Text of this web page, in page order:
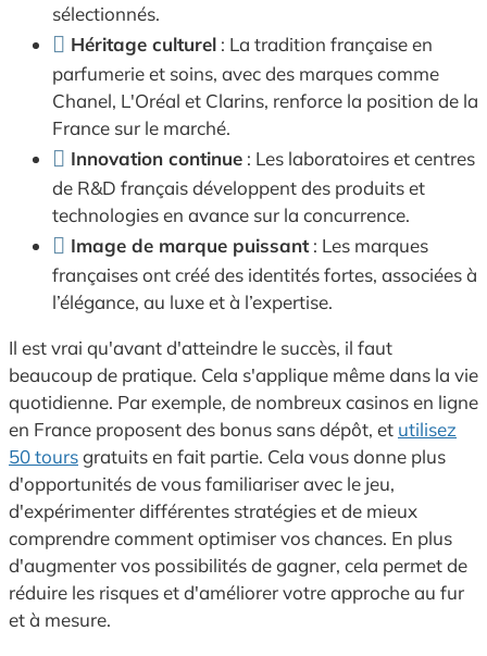
sélectionnés.
Héritage culturel : La tradition française en
parfumerie et soins, avec des marques comme
Chanel, L'Oréal et Clarins, renforce la position de la
France sur le marché.
Innovation continue : Les laboratoires et centres
de R&D français développent des produits et
technologies en avance sur la concurrence.
Image de marque puissant: Les marques
françaises ont créé des identités fortes, associées à
l’élégance, au luxe et à l’expertise.
Il est vrai qu'avant d'atteindre le succès, il faut
beaucoup de pratique. Cela s'applique même dans la vie
quotidienne. Par exemple, de nombreux casinos en ligne
en France proposent des bonus sans dépôt, et utilisez
50 toursgratuits en fait partie. Cela vous donne plus
d'opportunités de vous familiariser avec le jeu,
d'expérimenter différentes stratégies et de mieux
comprendre comment optimiser vos chances. En plus
d'augmenter vos possibilités de gagner, cela permet de
réduire les risques et d'améliorer votre approche au fur
et à mesure.